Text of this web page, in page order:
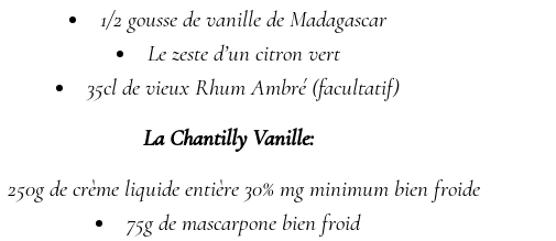
1/2 gousse de vanille de Madagascar
Le zeste d’un citron vert
35cl de vieux Rhum Ambré (facultatif)
La Chantilly Vanille:
250g de crème liquide entière 30% mg minimum bien froide
75g de mascarpone bien froid